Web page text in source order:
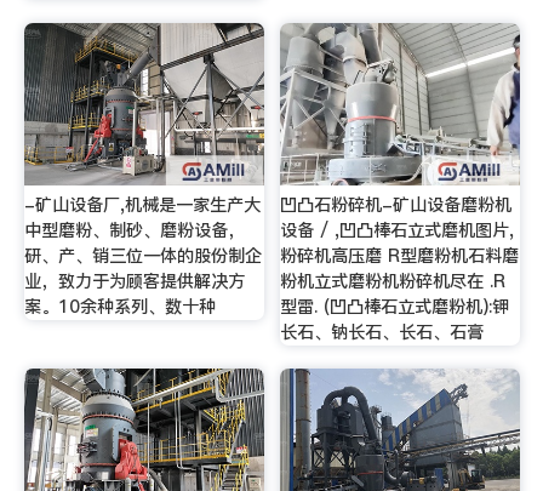
-矿山设备厂,机械是一家生产大
中型磨粉、制砂、磨粉设备，
研、产、销三位一体的股份制企
业，致力于为顾客提供解决方
案。10余种系列、数十种
凹凸石粉碎机-矿山设备磨粉机
设备 / ,凹凸棒石立式磨机图片,
粉碎机高压磨 R型磨粉机石料磨
粉机立式磨粉机粉碎机尽在 .R
型雷. (凹凸棒石立式磨粉机):钾
长石、钠长石、长石、石膏